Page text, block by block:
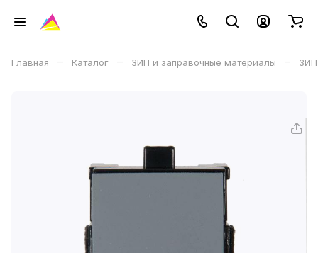
Главная – Каталог – ЗИП и заправочные материалы – ЗИП